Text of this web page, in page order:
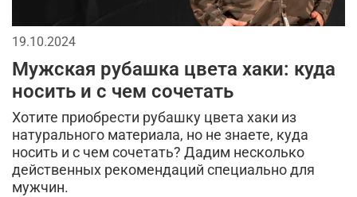
19.10.2024
Мужская рубашка цвета хаки: куда
носить и с чем сочетать
Хотите приобрести рубашку цвета хаки из
натурального материала, но не знаете, куда
носить и с чем сочетать? Дадим несколько
действенных рекомендаций специально для
мужчин.